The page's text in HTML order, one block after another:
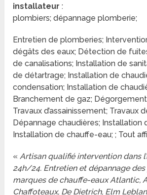
installateur :
plombiers; dépannage plomberie;
Entretien de plomberies;
dégâts des eaux; Détection de
de canalisations; Installation de
de détartrage; Installation de
condensation; Installation de
Branchement de gaz;
Travaux d’assainissement; Travaux
Dépannage chaudières; Installation
Installation de chauffe-eau; ; Tout
«Artisan qualifié intervention dans
24h/24. Entretien et dépannage
marques de chauffe-eaux Atlantic,
Chaffoteaux, De Dietrich, Elm